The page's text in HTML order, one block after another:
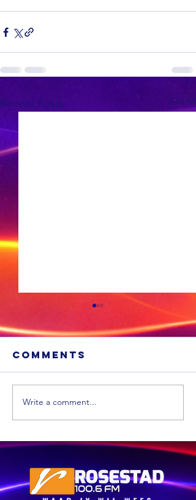
Recent Posts See All
'n VS skool is
glo beroof
Comments
Write a comment...